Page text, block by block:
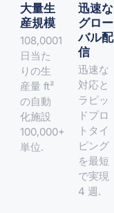
大量生
産規模
108,0001
日当た
りの生
産量 ft²
の自動
化施設
100,000+
単位.
迅速な
グロー
バル配
信
迅速な
対応と
ラピッ
ドプロ
トタイ
ピング
を最短
で実現
4 週.